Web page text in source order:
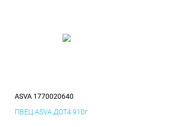
ASVA 1770020640
ПВЕЦ ASVA ДОТ4 910г